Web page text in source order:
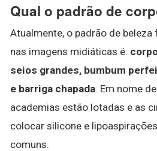
Qual o padrão de
Atualmente, o padrão de
nas imagens midiáticas é:
seios grandes, bumbum
e barriga chapada. Em nome
academias estão lotadas e as
colocar silicone e
comuns.